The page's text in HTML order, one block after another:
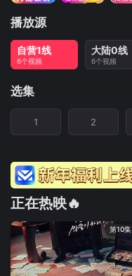
播放源
自营1线
6个视频
大陆0线
6个视频
选集
1 2
正在热映🔥
第10集